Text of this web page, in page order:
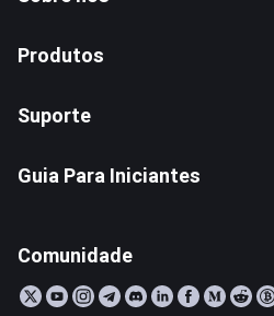
Produtos
Suporte
Guia Para Iniciantes
Comunidade